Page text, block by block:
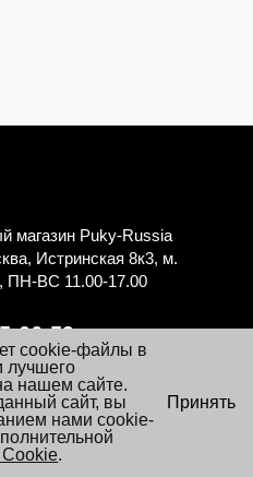
магазин Puky-Russia
Истринская 8к3, м.
ПН-ВС 11.00-17.00
06-59
мне
персональных данных
персональных данных
покупки товаров
×
согласие на обработку
данных …
cookie-файлы в
лучшего
нашем сайте.
сайт, вы
нами cookie-
Cookie.
Принять